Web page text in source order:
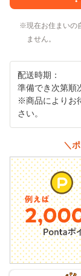
現在お住まいの
ません。
配送時期：
準備でき次第順
※商品によりお
さい。
＼